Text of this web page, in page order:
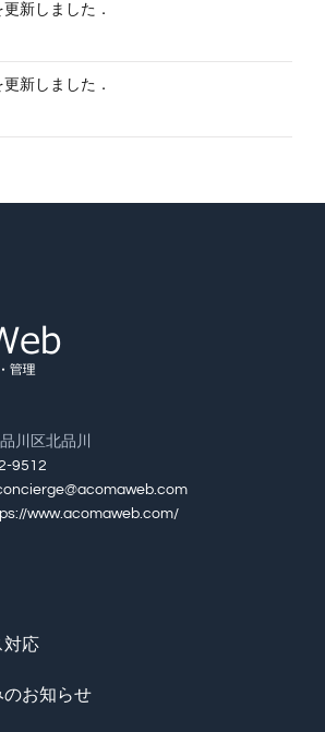
新しました．
新しました．
川区北品川
9512
www.acomaweb.com/
対応
のお知らせ